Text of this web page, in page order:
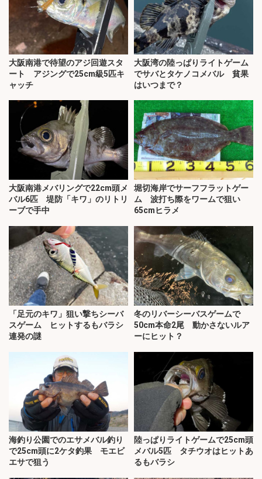
大阪南港で待望のアジ回遊スタ
ート アジングで25cm級5匹キ
ャッチ
大阪湾の陸っぱりライトゲーム
でサバとタケノコメバル 貧果
はいつまで？
大阪南港メバリングで22cm頭メ
バル6匹 堤防「キワ」のリトリ
ーブで手中
堀切海岸でサーフフラットゲー
ム 波打ち際をワームで狙い
65cmヒラメ
「足元のキワ」狙い撃ちシーバ
スゲーム ヒットするもバラシ
連発の謎
冬のリバーシーバスゲームで
50cm本命2尾 動かさないルア
ーにヒット？
海釣り公園でのエサメバル釣り
で25cm頭に2ケタ釣果 モエビ
エサで狙う
陸っぱりライトゲームで25cm頭
メバル5匹 タチウオはヒットあ
るもバラシ